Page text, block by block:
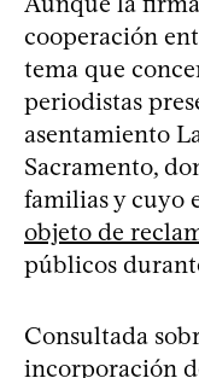
cooperación
tema que
periodistas
asentamiento
Sacramento,
familias y cuyo
objeto de
públicos
Consultada
incorporación